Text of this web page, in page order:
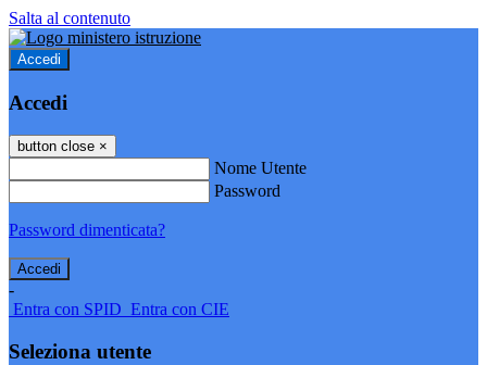
Salta al contenuto
Accedi
Accedi
button close ×
Nome Utente
Password
Password dimenticata?
-
Entra con SPID Entra con CIE
Seleziona utente